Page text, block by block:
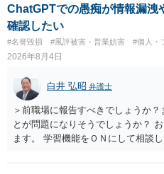
ても失敗する可能性が高いように思
合、相手に全ての弁護士費用を負
訴訟外の交渉で相手方が認めれば負
訴訟で判決となった場合は、実際の
められない場合があり何ともいえな
ChatGPTでの愚痴が情報漏洩
確認したい
#名誉毀損 #風評被害・営業妨害 #個人・
2026年8月4日
白井 弘昭 弁護士
＞前職場に報告すべきでしょうか
とが問題になりそうでしょうか？
ます。 学習機能をＯＮにして相談
する可能性がありますが、個人名